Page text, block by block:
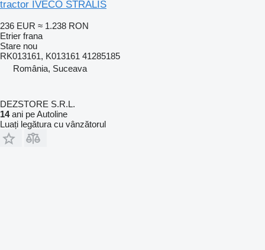
tractor IVECO STRALIS
236 EUR ≈ 1.238 RON
Etrier frana
Stare nou
RK013161, K013161 41285185
România, Suceava
DEZSTORE S.R.L.
14ani pe Autoline
Luați legătura cu vânzătorul